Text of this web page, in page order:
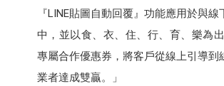
『LINE貼圖自動回覆』功能應用於與
中，並以食、衣、住、行、育、樂為
專屬合作優惠券，將客戶從線上引導到
業者達成雙贏。」